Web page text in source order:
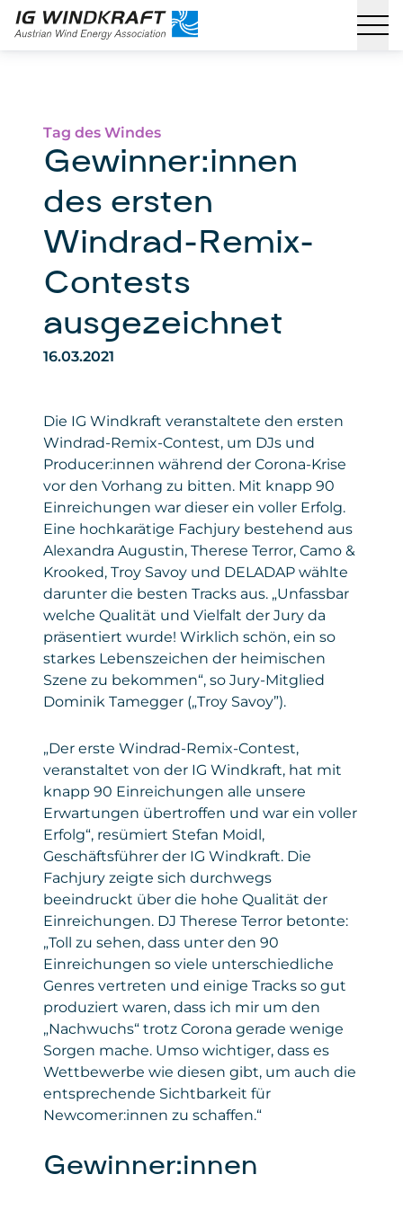
Tag des Windes
Gewinner:innen
des ersten
Windrad-Remix-
Contests
ausgezeichnet
16.03.2021
Die IG Windkraft veranstaltete den ersten
Windrad-Remix-Contest, um DJs und
Producer:innen während der Corona-Krise
vor den Vorhang zu bitten. Mit knapp 90
Einreichungen war dieser ein voller Erfolg.
Eine hochkarätige Fachjury bestehend aus
Alexandra Augustin, Therese Terror, Camo &
Krooked, Troy Savoy und DELADAP wählte
darunter die besten Tracks aus. „Unfassbar
welche Qualität und Vielfalt der Jury da
präsentiert wurde! Wirklich schön, ein so
starkes Lebenszeichen der heimischen
Szene zu bekommen“, so Jury-Mitglied
Dominik Tamegger („Troy Savoy”).
„Der erste Windrad-Remix-Contest,
veranstaltet von der IG Windkraft, hat mit
knapp 90 Einreichungen alle unsere
Erwartungen übertroffen und war ein voller
Erfolg“, resümiert Stefan Moidl,
Geschäftsführer der IG Windkraft. Die
Fachjury zeigte sich durchwegs
beeindruckt über die hohe Qualität der
Einreichungen. DJ Therese Terror betonte:
„Toll zu sehen, dass unter den 90
Einreichungen so viele unterschiedliche
Genres vertreten und einige Tracks so gut
produziert waren, dass ich mir um den
„Nachwuchs“ trotz Corona gerade wenige
Sorgen mache. Umso wichtiger, dass es
Wettbewerbe wie diesen gibt, um auch die
entsprechende Sichtbarkeit für
Newcomer:innen zu schaffen.“
Gewinner:innen